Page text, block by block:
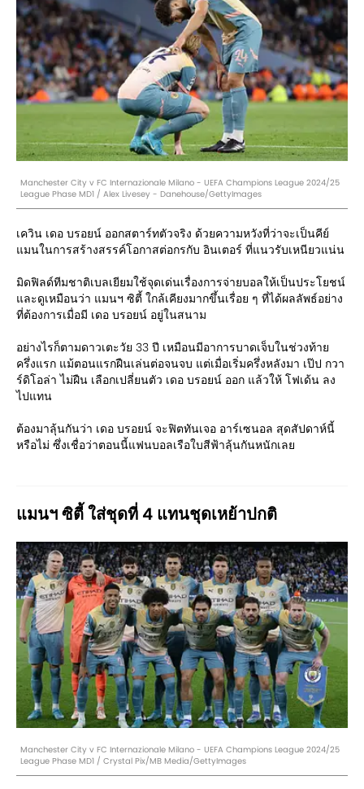
Manchester City v FC Internazionale Milano - UEFA Champions League 2024/25
League Phase MD1 / Alex Livesey - Danehouse/GettyImages
เควิน เดอ บรอยน์ ออกสตาร์ทตัวจริง ด้วยความหวังที่ว่าจะเป็นคีย์
แมนในการสร้างสรรค์โอกาสต่อกรกับ อินเตอร์ ที่แนวรับเหนียวแน่น
มิดฟิลด์ทีมชาติเบลเยียมใช้จุดเด่นเรื่องการจ่ายบอลให้เป็นประโยชน์
และดูเหมือนว่า แมนฯ ซิตี้ ใกล้เคียงมากขึ้นเรื่อย ๆ ที่ได้ผลลัพธ์อย่าง
ที่ต้องการเมื่อมี เดอ บรอยน์ อยู่ในสนาม
อย่างไรก็ตามดาวเตะวัย 33 ปี เหมือนมีอาการบาดเจ็บในช่วงท้าย
ครึ่งแรก แม้ตอนแรกฝืนเล่นต่อจนจบ แต่เมื่อเริ่มครึ่งหลังมา เป๊ป กวา
ร์ดิโอล่า ไม่ฝืน เลือกเปลี่ยนตัว เดอ บรอยน์ ออก แล้วให้ โฟเด้น ลง
ไปแทน
ต้องมาลุ้นกันว่า เดอ บรอยน์ จะฟิตทันเจอ อาร์เซนอล สุดสัปดาห์นี้
หรือไม่ ซึ่งเชื่อว่าตอนนี้แฟนบอลเรือใบสีฟ้าลุ้นกันหนักเลย
แมนฯ ซิตี้ ใส่ชุดที่ 4 แทนชุดเหย้าปกติ
Manchester City v FC Internazionale Milano - UEFA Champions League 2024/25
League Phase MD1 / Crystal Pix/MB Media/GettyImages